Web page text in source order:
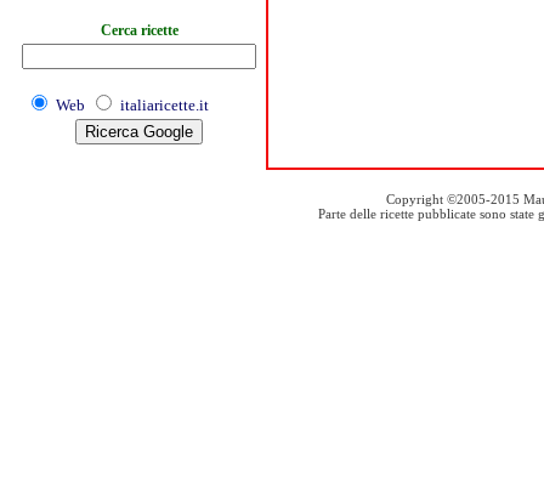
Cerca ricette
Web italiaricette.it
Copyright ©2005-2015
Parte delle ricette pubblicate sono state